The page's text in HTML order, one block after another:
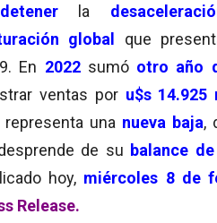
detener la
global
que
En 2022 sumóotro año
ventas por u$s 14.925
representa una nueva baja,
de su balance
hoy, miércoles 8 de
Release.